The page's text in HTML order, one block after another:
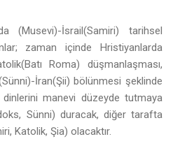
(Musevi)-İsrail(Samiri) tarihsel
zaman içinde Hristiyanlarda
Roma) düşmanlaşması,
İran(Şii) bölünmesi şeklinde
manevi düzeyde tutmaya
Sünni) duracak, diğer tarafta
Katolik, Şia) olacaktır.